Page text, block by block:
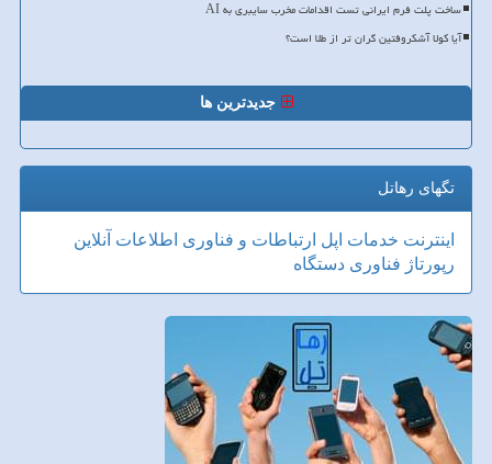
ساخت پلت فرم ایرانی تست اقدامات مخرب سایبری به AI
آیا کولا آشکروفتین گران تر از طلا است؟
جدیدترین ها
تگهای رهاتل
اینترنت خدمات اپل ارتباطات و فناوری اطلاعات آنلاین
رپورتاژ فناوری دستگاه